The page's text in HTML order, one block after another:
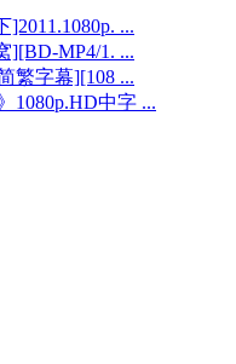
...
][BD-MP4/1. ...
繁字幕][108 ...
1080p.HD中字 ...